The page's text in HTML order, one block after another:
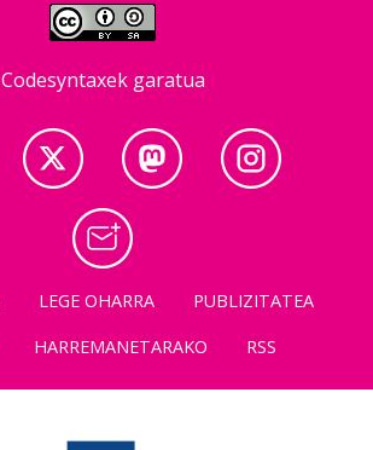
Codesyntaxek garatua
LEGE OHARRA
PUBLIZITATEA
HARREMANETARAKO RSS